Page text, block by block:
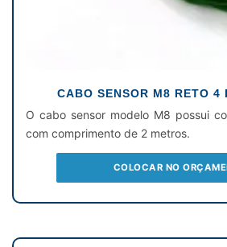
CABO SENSOR M8 RETO 4
O cabo sensor modelo M8 possui
com comprimento de 2 metros.
COLOCAR NO